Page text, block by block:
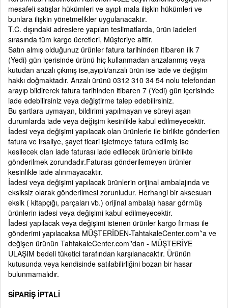
mesafeli satışlar hükümleri ve ayıplı mala ilişkin hükümleri ve
bunlara ilişkin yönetmelikler uygulanacaktır.
T.C. dışındaki adreslere yapılan teslimatlarda, ürün iadeleri
sırasında tüm kargo ücretleri, Müşteriye aittir.
Satın almış olduğunuz ürünler fatura tarihinden itibaren ilk 7
(Yedi) gün içerisinde ürünü hiç kullanmadan arızalanmış veya
kutudan arızalı çıkmış ise,ayıplı/arızalı ürün ise iade ve değişim
hakkı doğmaktadır. Arızalı ürünü 0312 310 34 54 nolu telefondan
arayıp bildirerek fatura tarihinden itibaren 7 (Yedi) gün içerisinde
iade edebilirsiniz veya değiştirme talep edebilirsiniz.
Bu şartlara uymayan, bildirimi yapılmayan ve süreyi aşan
durumlarda iade veya değişim kesinlikle kabul edilmeyecektir.
İadesi veya değişimi yapılacak olan ürünlerle ile birlikte gönderilen
fatura ve irsaliye, şayet ticari işletmeye fatura edilmiş ise
kesilecek olan iade faturası iade edilecek ürünlerle birlikte
gönderilmek zorundadır.Faturası gönderilemeyen ürünler
kesinlikle iade alınmayacaktır.
İadesi veya değişimi yapılacak ürünlerin orijinal ambalajında ve
eksiksiz olarak gönderilmesi zorunludur. Herhangi bir aksesuarı
eksik ( kitapçığı, parçaları vb.) orijinal ambalajı hasar görmüş
ürünlerin iadesi veya değişimi kabul edilmeyecektir.
İadesi yapılacak veya değişimi istenen ürünler kargo firması ile
gönderimi yapılacaksa MÜŞTERİDEN-TahtakaleCenter.com’'a ve
değişen ürünün TahtakaleCenter.com’'dan - MÜŞTERİYE
ULAŞIM bedeli tüketici tarafından karşılanacaktır. Ürünün
kutusunda veya kendisinde satılabilirliğini bozan bir hasar
bulunmamalıdır.
SİPARİŞ İPTALİ